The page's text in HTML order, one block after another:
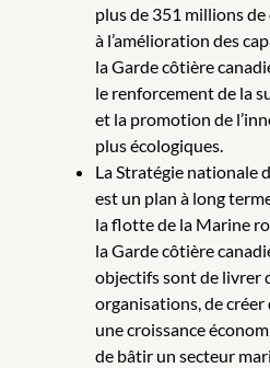
plus de 351 millions
à l’amélioration des
la Garde côtière
le renforcement de la
et la promotion de
plus écologiques.
La Stratégie nationale
est un plan à long
la flotte de la Marine
la Garde côtière
objectifs sont de livrer
organisations, de créer
une croissance
de bâtir un secteur